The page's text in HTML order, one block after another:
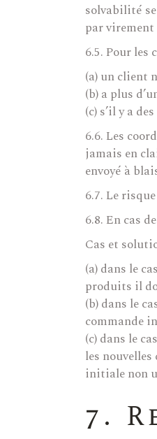
solvabilité
par
6.5. Pour les
(a) un client
(b) a plus
(c) s’il y a
6.6. Les
jamais en
envoyé à
6.7. Le
6.8. En cas
Cas et
(a) dans le
produits il
(b) dans le
commande
(c) dans le
les
initiale non
7.